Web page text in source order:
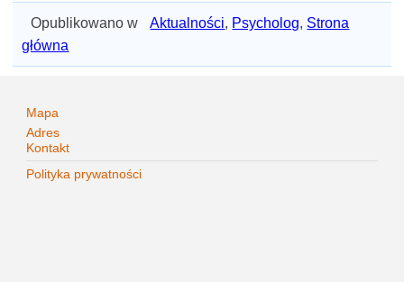
Opublikowano w Aktualności, Psycholog, Strona
główna
Mapa
Adres
Kontakt
Polityka prywatności